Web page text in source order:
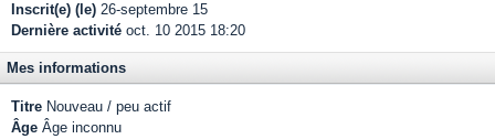
Inscrit(e) (le) 26-septembre 15
Dernière activité oct. 10 2015 18:20
Mes informations
Titre Nouveau / peu actif
Âge Âge inconnu